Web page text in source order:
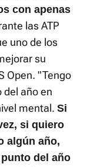
con apenas
las ATP
uno de los
su
Open. "Tengo
del año en
mental. Si
si quiero
algún año,
del año